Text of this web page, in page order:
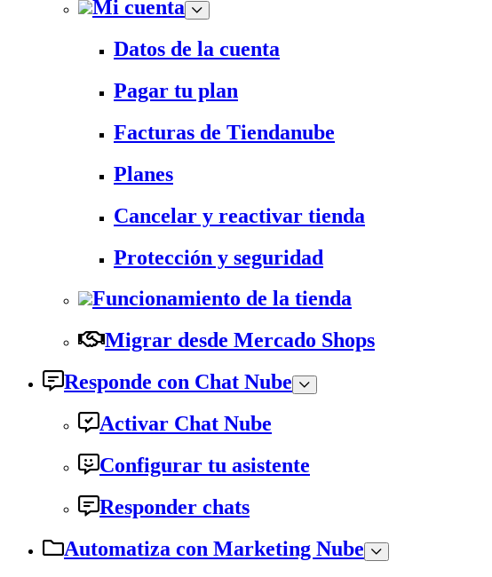
Mi cuenta
Datos de la cuenta
Pagar tu plan
Facturas de Tiendanube
Planes
Cancelar y reactivar tienda
Protección y seguridad
Funcionamiento de la tienda
Migrar desde Mercado Shops
Responde con Chat Nube
Activar Chat Nube
Configurar tu asistente
Responder chats
Automatiza con Marketing Nube